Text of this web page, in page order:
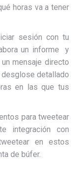
horas va a tener
sesión con tu
un informe y
mensaje directo
detallado
en las que tus
para tweetear
integración con
en estos
de búfer.